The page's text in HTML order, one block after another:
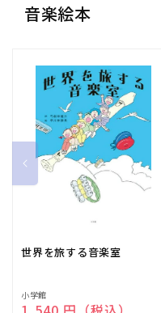
音楽絵本
世界を旅する音楽室
販
小学館